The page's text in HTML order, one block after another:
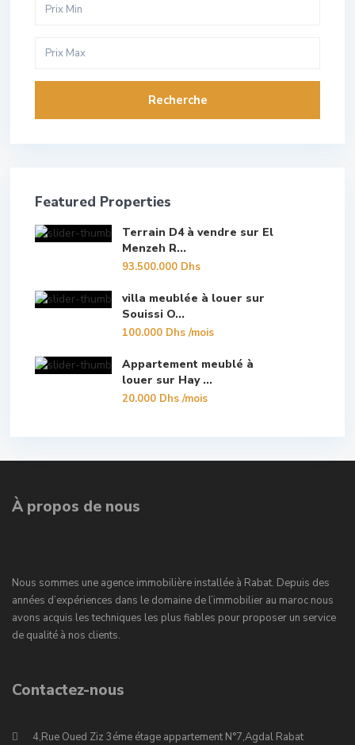
Recherche
Featured Properties
Terrain D4 à vendre sur El
Menzeh R...
93.500.000 Dhs
villa meublée à louer sur
Souissi O...
100.000 Dhs/mois
Appartement meublé à
louer sur Hay ...
20.000 Dhs/mois
À propos de nous
Nous sommes une agence immobilière installée à Rabat. Depuis des
années d’expériences dans le domaine de l’immobilier au maroc nous
avons acquis les techniques les plus fiables pour proposer un service
de qualité à nos clients.
Contactez-nous
4,Rue Oued Ziz 3éme étage appartement N°7,Agdal Rabat